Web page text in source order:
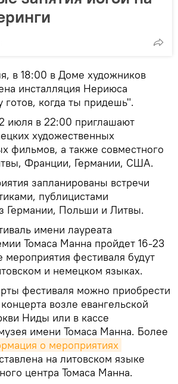
в 18:00 в Доме художников
инсталляция Нериюса
готов, когда ты придешь".
июля в 22:00 приглашают
художественных
фильмов, а также совместного
Франции, Германии, США.
запланированы встречи
публицистами
Германии, Польши и Литвы.
имени лауреата
Томаса Манна пройдет 16-23
фестиваля будут
и немецком языках.
фестиваля можно приобрести
возле евангельской
Ниды или в кассе
имени Томаса Манна. Более
о мероприятиях
на литовском языке
центра Томаса Манна.